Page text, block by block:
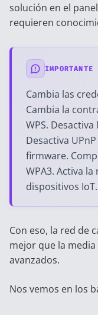
solución en el
requieren
IMPORTANTE
Cambia las
Cambia la
WPS.
Desactiva
firmware.
WPA3. Activa
dispositivos IoT.
Con eso, la red de
mejor que la
avanzados.
Nos vemos en los